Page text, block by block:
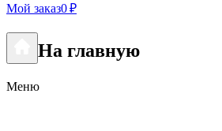
Мой заказ0 ₽
На главную
Меню